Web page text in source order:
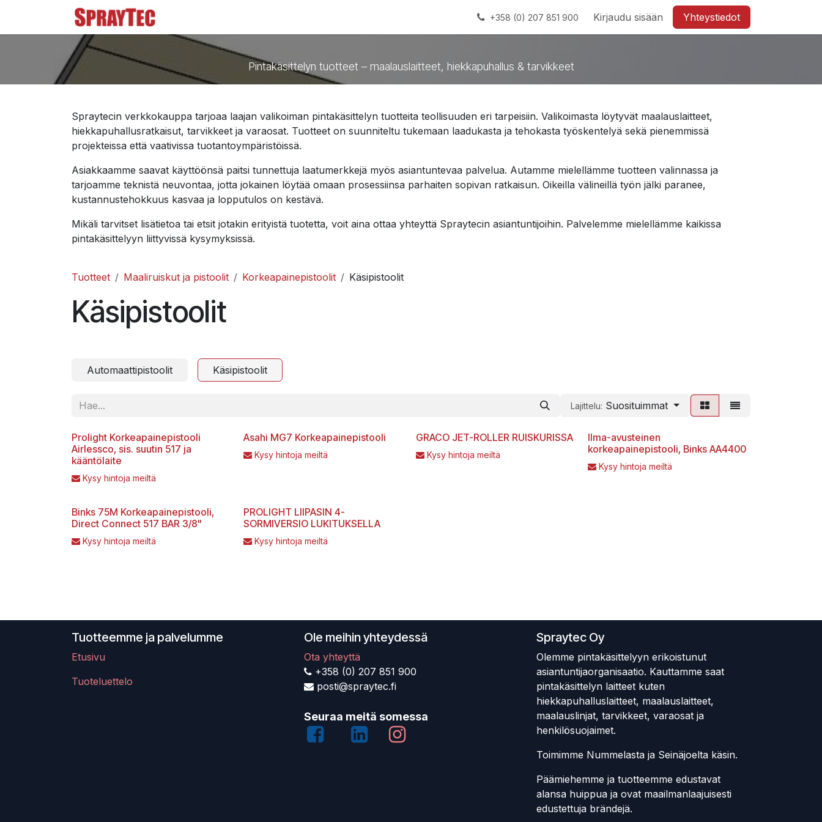
+358 (0) 207 851 900 Kirjaudu sisään Yhteystiedot
Pintakäsittelyn tuotteet – maalauslaitteet, hiekkapuhallus & tarvikkeet
Spraytecin verkkokauppa tarjoaa laajan valikoiman pintakäsittelyn tuotteita teollisuuden eri tarpeisiin. Valikoimasta löytyvät maalauslaitteet,
hiekkapuhallusratkaisut, tarvikkeet ja varaosat. Tuotteet on suunniteltu tukemaan laadukasta ja tehokasta työskentelyä sekä pienemmissä
projekteissa että vaativissa tuotantoympäristöissä.
Asiakkaamme saavat käyttöönsä paitsi tunnettuja laatumerkkejä myös asiantuntevaa palvelua. Autamme mielellämme tuotteen valinnassa ja
tarjoamme teknistä neuvontaa, jotta jokainen löytää omaan prosessiinsa parhaiten sopivan ratkaisun. Oikeilla välineillä työn jälki paranee,
kustannustehokkuus kasvaa ja lopputulos on kestävä.
Mikäli tarvitset lisätietoa tai etsit jotakin erityistä tuotetta, voit aina ottaa yhteyttä Spraytecin asiantuntijoihin. Palvelemme mielellämme kaikissa
pintakäsittelyyn liittyvissä kysymyksissä.
Tuotteet Maaliruiskut ja pistoolit Korkeapainepistoolit Käsipistoolit
Käsipistoolit
Automaattipistoolit Käsipistoolit
Lajittelu: Suosituimmat
Prolight Korkeapainepistooli
Airlessco, sis. suutin 517 ja
kääntölaite
Kysy hintoja meiltä
Asahi MG7 Korkeapainepistooli
Kysy hintoja meiltä
GRACO JET-ROLLER RUISKURISSA
Kysy hintoja meiltä
Ilma-avusteinen
korkeapainepistooli, Binks AA4400
Kysy hintoja meiltä
Binks 75M Korkeapainepistooli,
Direct Connect 517 BAR 3/8"
Kysy hintoja meiltä
PROLIGHT LIIPASIN 4-
SORMIVERSIO LUKITUKSELLA
Kysy hintoja meiltä
Tuotteemme ja palvelumme
Etusivu
Tuoteluettelo
Ole meihin yhteydessä
Ota yhteyttä
+358 (0) 207 851 900
posti@spraytec.fi
Seuraa meitä somessa
Spraytec Oy
Olemme pintakäsittelyyn erikoistunut
asiantuntijaorganisaatio. Kauttamme saat
pintakäsittelyn laitteet kuten
hiekkapuhalluslaitteet, maalauslaitteet,
maalauslinjat, tarvikkeet, varaosat ja
henkilösuojaimet.
Toimimme Nummelasta ja Seinäjoelta käsin.
Päämiehemme ja tuotteemme edustavat
alansa huippua ja ovat maailmanlaajuisesti
edustettuja brändejä.